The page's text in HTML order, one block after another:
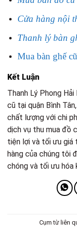
Cửa hàng nội
Thanh lý bàn
Mua bàn ghế
Kết Luận
Thanh Lý Phong
cũ tại quận Bình
chất lượng với chi
dịch vụ thu mua đồ
tiện lợi và tối ưu giá
hàng của chúng tôi
chóng và tối ưu hóa
Cụm từ liên